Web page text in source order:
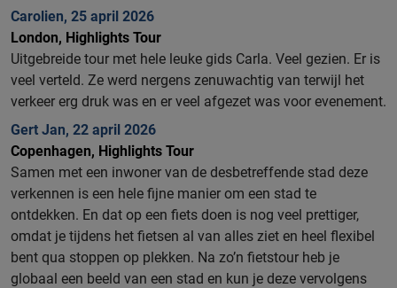
Carolien, 25 april 2026
London, Highlights Tour
Uitgebreide tour met hele leuke gids Carla. Veel gezien. Er is
veel verteld. Ze werd nergens zenuwachtig van terwijl het
verkeer erg druk was en er veel afgezet was voor evenement.
Gert Jan, 22 april 2026
Copenhagen, Highlights Tour
Samen met een inwoner van de desbetreffende stad deze
verkennen is een hele fijne manier om een stad te
ontdekken. En dat op een fiets doen is nog veel prettiger,
omdat je tijdens het fietsen al van alles ziet en heel flexibel
bent qua stoppen op plekken. Na zo’n fietstour heb je
globaal een beeld van een stad en kun je deze vervolgens